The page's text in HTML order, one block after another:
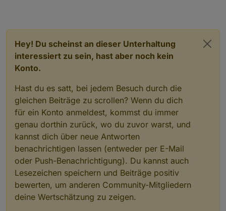
Hey! Du scheinst an dieser Unterhaltung
interessiert zu sein, hast aber noch kein
Konto.
Hast du es satt, bei jedem Besuch durch die
gleichen Beiträge zu scrollen? Wenn du dich
für ein Konto anmeldest, kommst du immer
genau dorthin zurück, wo du zuvor warst, und
kannst dich über neue Antworten
benachrichtigen lassen (entweder per E-Mail
oder Push-Benachrichtigung). Du kannst auch
Lesezeichen speichern und Beiträge positiv
bewerten, um anderen Community-Mitgliedern
deine Wertschätzung zu zeigen.